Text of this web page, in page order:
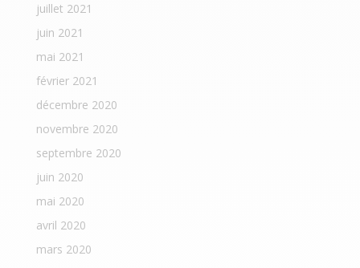
juillet 2021
juin 2021
mai 2021
février 2021
décembre 2020
novembre 2020
septembre 2020
juin 2020
mai 2020
avril 2020
mars 2020